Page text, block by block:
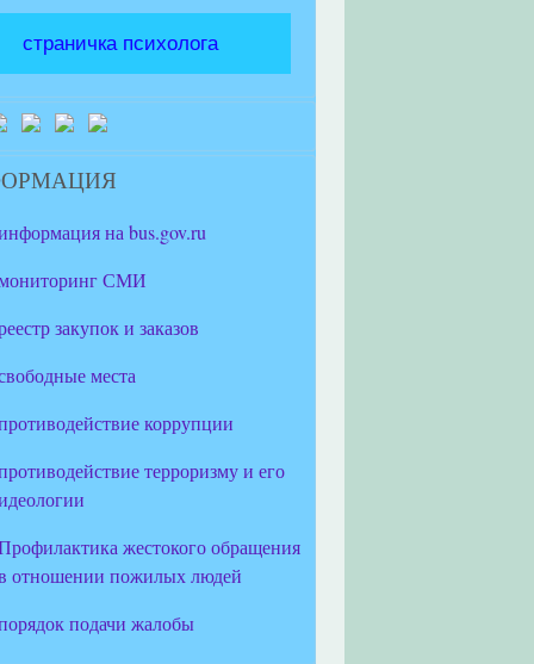
страничка психолога
на bus.gov.ru
СМИ
закупок и заказов
места
коррупции
терроризму и его
жестокого обращения
отношении пожилых людей
подачи жалобы